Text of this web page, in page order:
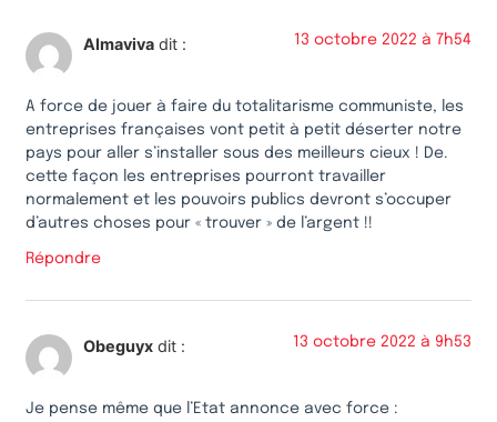
Almaviva dit : 13 octobre 2022 à 7h54
A force de jouer à faire du totalitarisme communiste, les
entreprises françaises vont petit à petit déserter notre
pays pour aller s’installer sous des meilleurs cieux ! De.
cette façon les entreprises pourront travailler
normalement et les pouvoirs publics devront s’occuper
d’autres choses pour « trouver » de l’argent !!
Répondre
Obeguyx dit : 13 octobre 2022 à 9h53
Je pense même que l’Etat annonce avec force :